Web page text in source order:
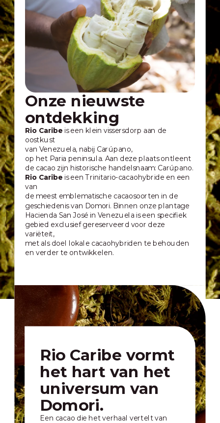
Onze nieuwste
ontdekking
Rio Caribe is een klein vissersdorp aan de
oostkust
van Venezuela, nabij Carúpano,
op het Paria peninsula. Aan deze plaats ontleent
de cacao zijn historische handelsnaam: Carúpano.
Rio Caribe is een Trinitario-cacaohybride en een
van
de meest emblematische cacaosoorten in de
geschiedenis van Domori. Binnen onze plantage
Hacienda San José in Venezuela is een specifiek
gebied exclusief gereserveerd voor deze
variëteit,
met als doel lokale cacaohybriden te behouden
en verder te ontwikkelen.
Rio Caribe vormt
het hart van het
universum van
Domori.
Een cacao die het verhaal vertelt van